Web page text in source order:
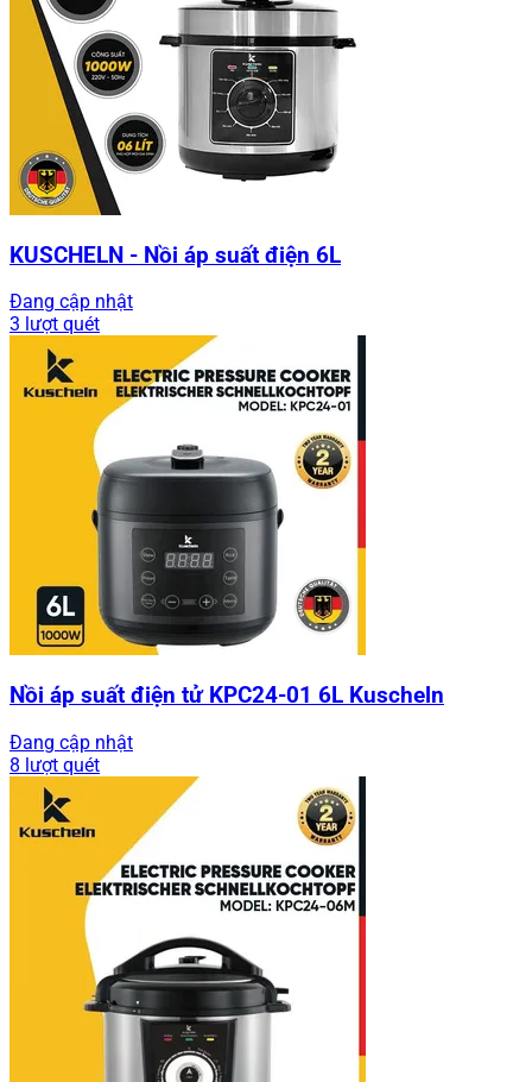
KUSCHELN - Nồi áp suất điện 6L
Đang cập nhật
3 lượt quét
Nồi áp suất điện tử KPC24-01 6L Kuscheln
Đang cập nhật
8 lượt quét